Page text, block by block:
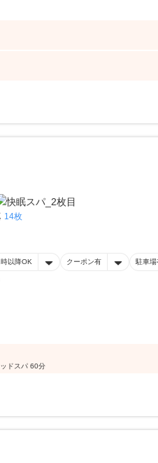
14枚
以降OK クーポン有 駐車場
ドスパ 60分